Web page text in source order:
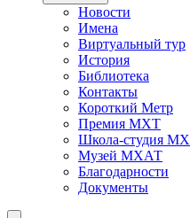
Новости
Имена
Виртуальный тур
История
Библиотека
Контакты
Короткий Метр
Премия МХТ
Школа-студия
Музей МХАТ
Благодарности
Документы